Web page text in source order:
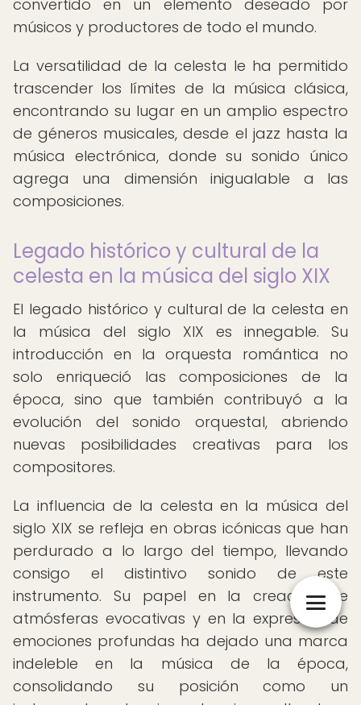
convertido en un elemento deseado por
músicos y productores de todo el mundo.
La versatilidad de la celesta le ha permitido
trascender los límites de la música clásica,
encontrando su lugar en un amplio espectro
de géneros musicales, desde el jazz hasta la
música electrónica, donde su sonido único
agrega una dimensión inigualable a las
composiciones.
Legado histórico y cultural de la
celesta en la música del siglo XIX
El legado histórico y cultural de la celesta en
la música del siglo XIX es innegable. Su
introducción en la orquesta romántica no
solo enriqueció las composiciones de la
época, sino que también contribuyó a la
evolución del sonido orquestal, abriendo
nuevas posibilidades creativas para los
compositores.
La influencia de la celesta en la música del
siglo XIX se refleja en obras icónicas que han
perdurado a lo largo del tiempo, llevando
consigo el distintivo sonido de este
instrumento. Su papel en la creación de
atmósferas evocativas y en la expresión de
emociones profundas ha dejado una marca
indeleble en la música de la época,
consolidando su posición como un